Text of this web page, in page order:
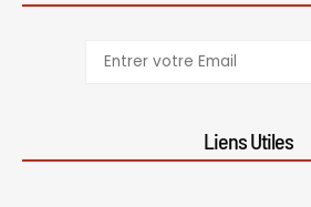
Liens Utiles